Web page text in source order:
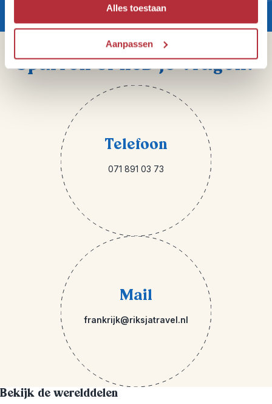
Alles toestaan
Aanpassen
Sparren of heb je vragen?
Telefoon
071 891 03 73
Mail
frankrijk@riksjatravel.nl
Bekijk de werelddelen